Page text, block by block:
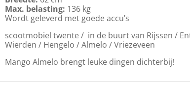
Max. belasting: 136 kg
Wordt geleverd met goede accu’s
scootmobiel twente / in de buurt van Rijssen /
Wierden / Hengelo / Almelo / Vriezeveen
Mango Almelo brengt leuke dingen dichterbij!